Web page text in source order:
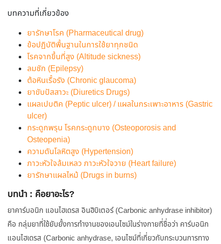
บทความที่เกี่ยวข้อง
ยารักษาโรค (Pharmaceutical drug)
ข้อปฏิบัติพื้นฐานในการใช้ยาทุกชนิด
โรคจากขึ้นที่สูง (Altitude sickness)
ลมชัก (Epilepsy)
ต้อหินเรื้อรัง (Chronic glaucoma)
ยาขับปัสสาวะ (Diuretics Drugs)
แผลเปบติค (Peptic ulcer) / แผลในกระเพาะอาหาร (Gastric
ulcer)
กระดูกพรุน โรคกระดูกบาง (Osteoporosis and
Osteopenia)
ความดันโลหิตสูง (Hypertension)
ภาวะหัวใจล้มเหลว ภาวะหัวใจวาย (Heart failure)
ยารักษาแผลไหม้ (Drugs in burns)
บทนำ : คือยาอะไร?
ยาคาร์บอนิก แอนไฮเดรส อินฮิบิเตอร์ (Carbonic anhydrase inhibitor)
คือ กลุ่มยาที่ใช้ยับยั้งการทำงานของเอนไซม์ในร่างกายที่ชื่อว่า คาร์บอนิก
แอนไฮเดรส (Carbonic anhydrase, เอนไซม์ที่เกี่ยวกับกระบวนการทาง